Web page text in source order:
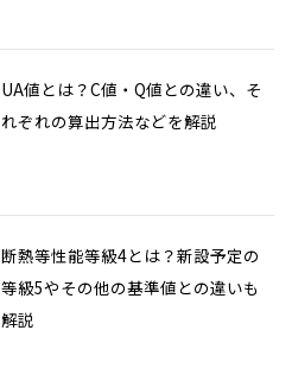
UA値とは？C値・Q値との違い、そ
れぞれの算出方法などを解説
断熱等性能等級4とは？新設予定の
等級5やその他の基準値との違いも
解説